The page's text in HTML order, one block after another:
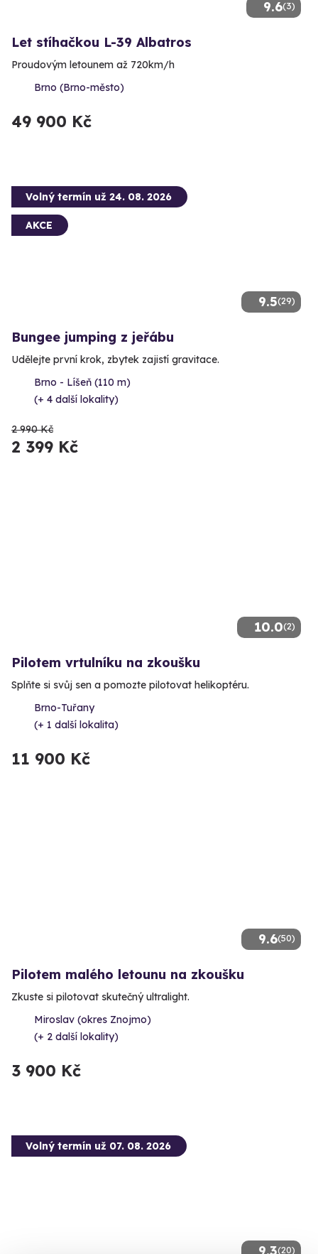
9.6(3)
Let stíhačkou L-39 Albatros
Proudovým letounem až 720km/h
Brno (Brno-město)
49 900 Kč
9.5(29)
Volný termín už 24. 08. 2026
AKCE
Bungee jumping z jeřábu
Udělejte první krok, zbytek zajistí gravitace.
Brno - Líšeň (110 m)
(+ 4 další lokality)
2 990 Kč
2 399 Kč
10.0(2)
Pilotem vrtulníku na zkoušku
Splňte si svůj sen a pomozte pilotovat helikoptéru.
Brno-Tuřany
(+ 1 další lokalita)
11 900 Kč
9.6(50)
Pilotem malého letounu na zkoušku
Zkuste si pilotovat skutečný ultralight.
Miroslav (okres Znojmo)
(+ 2 další lokality)
3 900 Kč
(20)
Volný termín už 07. 08. 2026